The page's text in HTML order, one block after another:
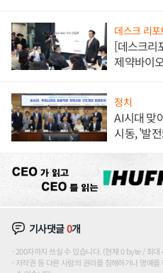
데스크 리포
[데스크리
제약바이
정치
AI시대 맞
시동, '발
기사댓글0개
200자까지 쓰실 수 있습니다. (현재 0 byte / 최
저작권 등 다른 사람의 권리를 침해하거나 명예